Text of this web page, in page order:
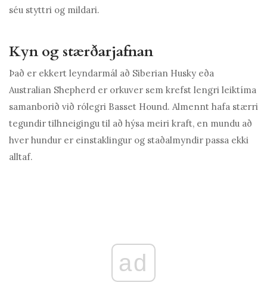
séu styttri og mildari.
Kyn og stærðarjafnan
Það er ekkert leyndarmál að Siberian Husky eða
Australian Shepherd er orkuver sem krefst lengri leiktíma
samanborið við rólegri Basset Hound. Almennt hafa stærri
tegundir tilhneigingu til að hýsa meiri kraft, en mundu að
hver hundur er einstaklingur og staðalmyndir passa ekki
alltaf.
ad